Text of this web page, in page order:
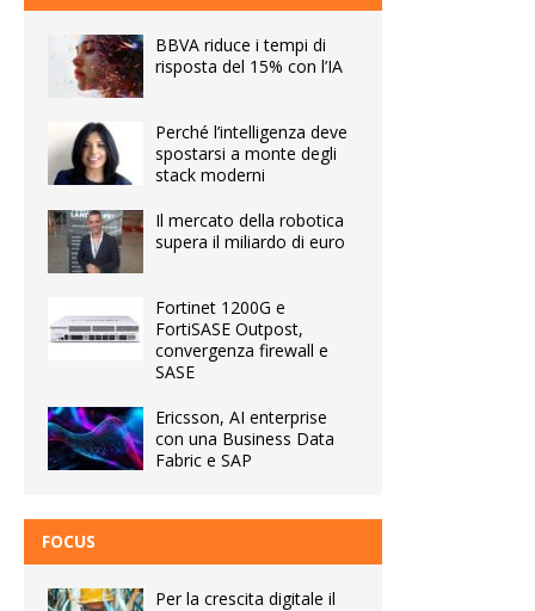
BBVA riduce i tempi di
risposta del 15% con l’IA
Perché l’intelligenza deve
spostarsi a monte degli
stack moderni
Il mercato della robotica
supera il miliardo di euro
Fortinet 1200G e
FortiSASE Outpost,
convergenza firewall e
SASE
Ericsson, AI enterprise
con una Business Data
Fabric e SAP
FOCUS
Per la crescita digitale il